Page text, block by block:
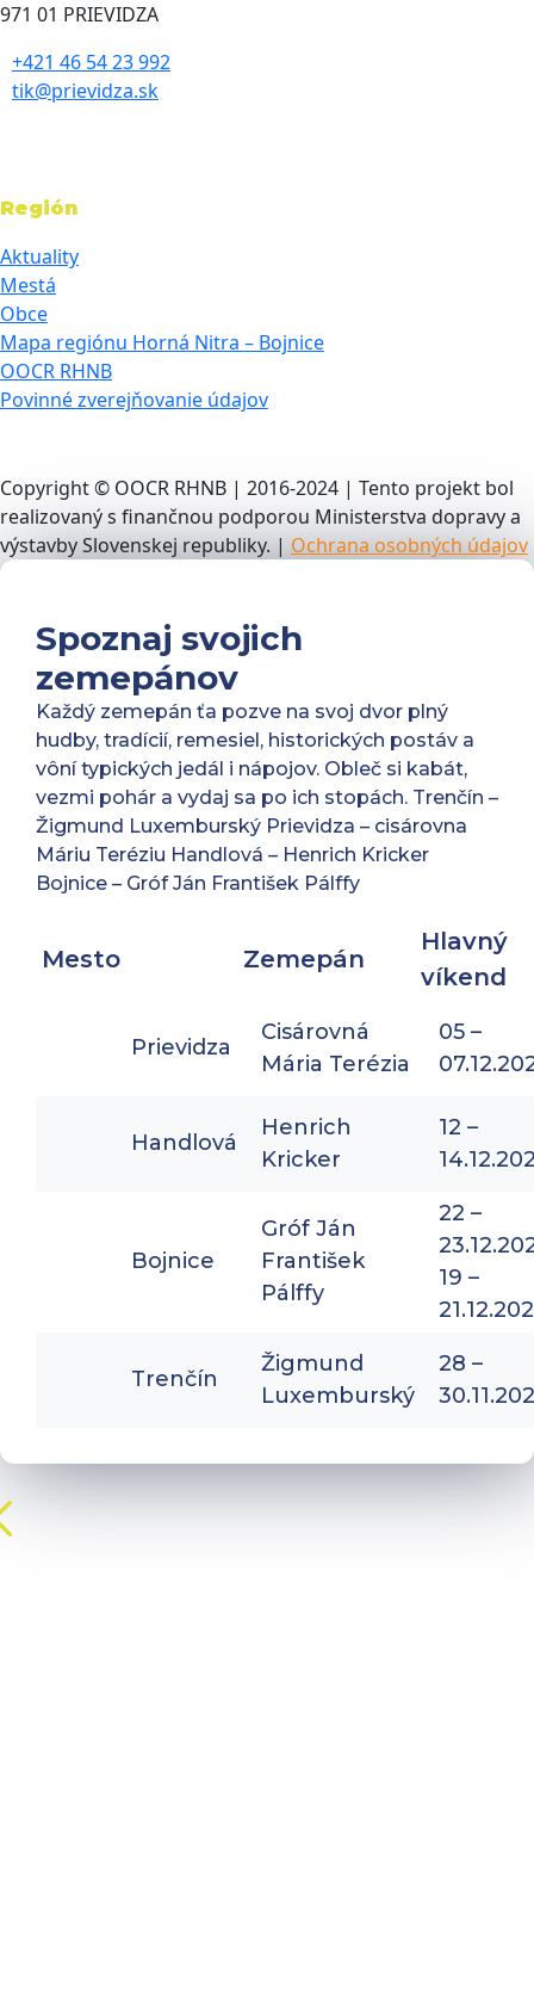
971 01 PRIEVIDZA
+421 46 54 23 992
tik@prievidza.sk
Región
Aktuality
Mestá
Obce
Mapa regiónu Horná Nitra – Bojnice
OOCR RHNB
Povinné zverejňovanie údajov
Copyright © OOCR RHNB | 2016-2024 | Tento projekt bol
realizovaný s finančnou podporou Ministerstva dopravy a
výstavby Slovenskej republiky. | Ochrana osobných údajov
Spoznaj svojich
zemepánov
Každý zemepán ťa pozve na svoj dvor plný
hudby, tradícií, remesiel, historických postáv a
vôní typických jedál i nápojov. Obleč si kabát,
vezmi pohár a vydaj sa po ich stopách. Trenčín –
Žigmund Luxemburský Prievidza – cisárovna
Máriu Teréziu Handlová – Henrich Kricker
Bojnice – Gróf Ján František Pálffy
Mesto Zemepán
Hlavný
víkend
Prievidza
Cisárovná
Mária Terézia
05 –
Handlová
Henrich
Kricker
12 –
Bojnice
Gróf Ján
František
Pálffy
22 –
19 –
Trenčín
Žigmund
Luxemburský
28 –